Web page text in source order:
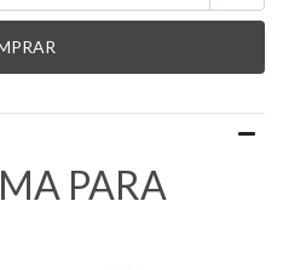
PARA